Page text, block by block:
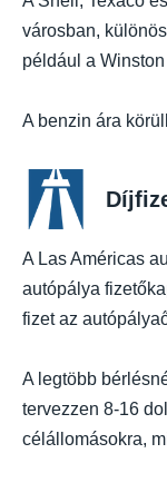
városban,
például a
A benzin ára
A Las Américas
autópálya
fizet az
A legtöbb
tervezzen 8-16
célállomásokra,